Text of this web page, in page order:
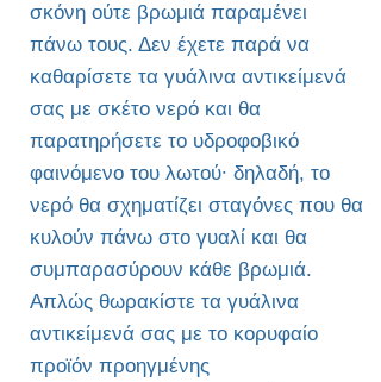
σκόνη ούτε βρωμιά παραμένει
πάνω τους. Δεν έχετε παρά να
καθαρίσετε τα γυάλινα αντικείμενά
σας με σκέτο νερό και θα
παρατηρήσετε το υδροφοβικό
φαινόμενο του λωτού∙ δηλαδή, το
νερό θα σχηματίζει σταγόνες που θα
κυλούν πάνω στο γυαλί και θα
συμπαρασύρουν κάθε βρωμιά.
Απλώς θωρακίστε τα γυάλινα
αντικείμενά σας με το κορυφαίο
προϊόν προηγμένης